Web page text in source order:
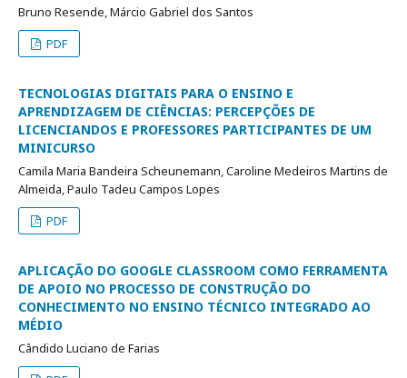
Bruno Resende, Márcio Gabriel dos Santos
PDF
TECNOLOGIAS DIGITAIS PARA O ENSINO E
APRENDIZAGEM DE CIÊNCIAS: PERCEPÇÕES DE
LICENCIANDOS E PROFESSORES PARTICIPANTES DE UM
MINICURSO
Camila Maria Bandeira Scheunemann, Caroline Medeiros Martins de
Almeida, Paulo Tadeu Campos Lopes
PDF
APLICAÇÃO DO GOOGLE CLASSROOM COMO FERRAMENTA
DE APOIO NO PROCESSO DE CONSTRUÇÃO DO
CONHECIMENTO NO ENSINO TÉCNICO INTEGRADO AO
MÉDIO
Cândido Luciano de Farias